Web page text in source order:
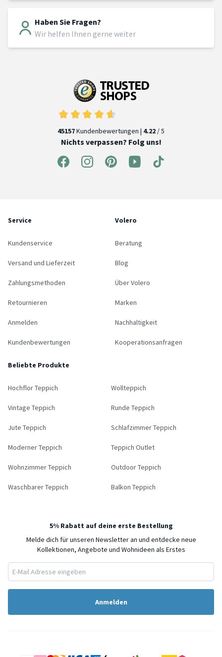
Haben Sie Fragen?
Wir helfen Ihnen gerne weiter
45157Kundenbewertungen | 4.22 / 5
Nichts verpassen? Folg uns!
Service
Kundenservice
Versand und Lieferzeit
Zahlungsmethoden
Retournieren
Anmelden
Kundenbewertungen
Volero
Beratung
Blog
Über Volero
Marken
Nachhaltigkeit
Kooperationsanfragen
Beliebte Produkte
Hochflor Teppich Wollteppich
Vintage Teppich Runde Teppich
Jute Teppich Schlafzimmer Teppich
Moderner Teppich Teppich Outlet
Wohnzimmer Teppich Outdoor Teppich
Waschbarer Teppich Balkon Teppich
5% Rabatt auf deine erste Bestellung
Melde dich für unseren Newsletter an und entdecke neue
Kollektionen, Angebote und Wohnideen als Erstes
Anmelden